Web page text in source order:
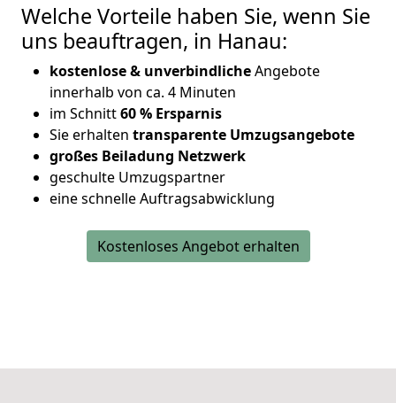
Welche Vorteile haben Sie, wenn Sie
uns beauftragen, in Hanau:
kostenlose & unverbindlicheAngebote
innerhalb von ca. 4 Minuten
im Schnitt60 % Ersparnis
Sie erhalten transparente Umzugsangebote
großes Beiladung Netzwerk
geschulte Umzugspartner
eine schnelle Auftragsabwicklung
Kostenloses Angebot erhalten